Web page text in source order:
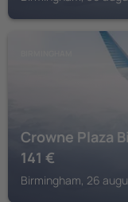
Crowne Plaza
141 €
Birmingham, 26